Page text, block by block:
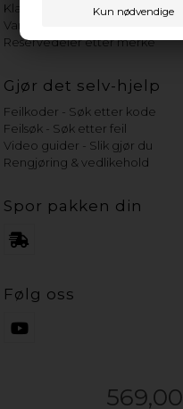
569,00
Klage på bassengrobot
Vannets hardhetsgrad
Reservedeler etter merke
Gjør det selv-hjelp
Feilkoder - Søk etter kode
Feilsøk - Søk etter feil
Video guider - Slik gjør du
Rengjøring & vedlikehold
Spor pakken din
Følg oss